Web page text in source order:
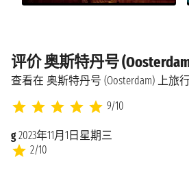
评价 奥斯特丹号
查看在 奥斯特丹号 (Oosterdam) 上旅
9/10
g 2023年11月1日星期三
2/10